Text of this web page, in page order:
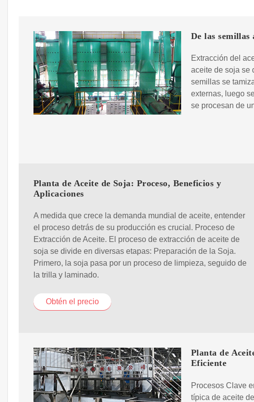
De las
Extracción del
aceite de soja se
semillas se
externas, luego
se procesan de
Planta de Aceite de Soja: Proceso, Beneficios y
Aplicaciones
A medida que crece la demanda mundial de aceite, entender
el proceso detrás de su producción es crucial. Proceso de
Extracción de Aceite. El proceso de extracción de aceite de
soja se divide en diversas etapas: Preparación de la Soja.
Primero, la soja pasa por un proceso de limpieza, seguido de
la trilla y laminado.
Obtén el precio
Planta de
Eficiente
Procesos Clave
típica de aceite